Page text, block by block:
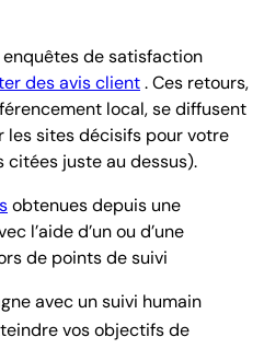
de satisfaction
des avis client. Ces retours,
local, se diffusent
les sites décisifs pour votre
juste au dessus).
obtenues depuis une
l’aide d’un ou d’une
de points de suivi
avec un suivi humain
vos objectifs de